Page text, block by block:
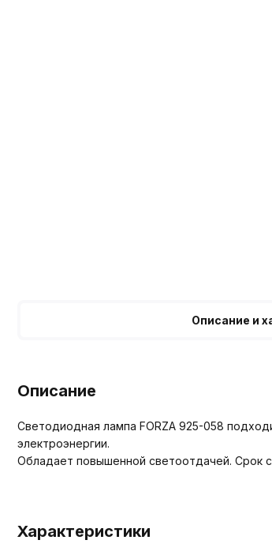
Описание и
Описание
Светодиодная лампа FORZA 925-058
электроэнергии.
Обладает повышенной светоотдачей. Срок
Характеристики